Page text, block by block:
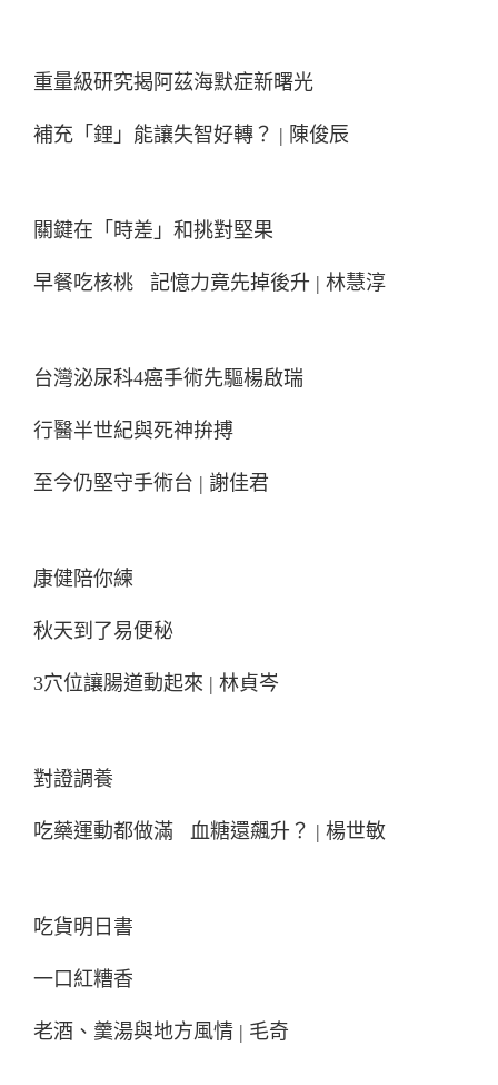
重量級研究揭阿茲海默症新曙光
補充「鋰」能讓失智好轉？ | 陳俊辰
關鍵在「時差」和挑對堅果
早餐吃核桃 記憶力竟先掉後升 | 林慧淳
台灣泌尿科4癌手術先驅楊啟瑞
行醫半世紀與死神拚搏
至今仍堅守手術台 | 謝佳君
康健陪你練
秋天到了易便秘
3穴位讓腸道動起來 | 林貞岑
對證調養
吃藥運動都做滿 血糖還飆升？ | 楊世敏
吃貨明日書
一口紅糟香
老酒、羹湯與地方風情 | 毛奇